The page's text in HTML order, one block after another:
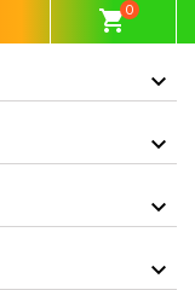
shopping_cart0